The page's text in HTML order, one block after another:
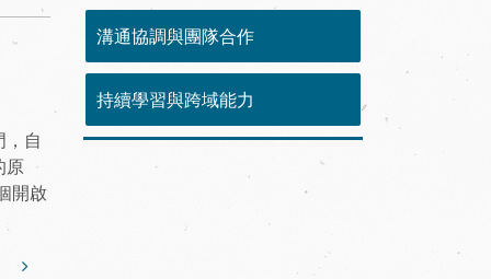
，自
原
開啟
溝通協調與團隊合作
持續學習與跨域能力